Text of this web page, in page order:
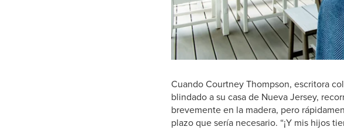
Cuando Courtney Thompson, escritora
blindado a su casa de Nueva Jersey,
brevemente en la madera, pero
plazo que sería necesario. “¡Y mis hijos